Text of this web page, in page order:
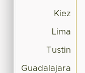
Kiez
Lima
Tustin
Guadalajara